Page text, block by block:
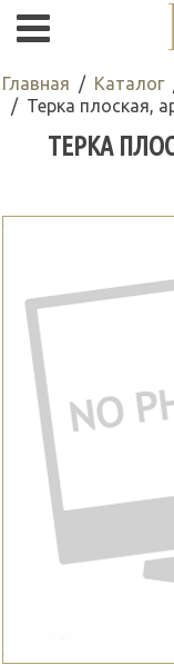
Главная Каталог
Терка плоская,
ТЕРКА